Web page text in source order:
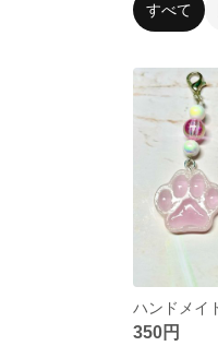
すべて
350円